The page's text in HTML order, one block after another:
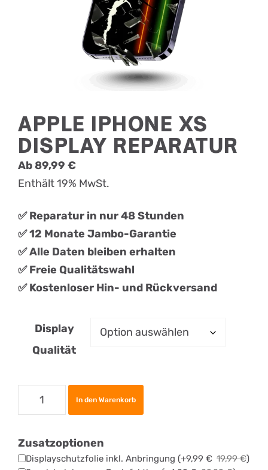
APPLE IPHONE XS
DISPLAY REPARATUR
Ab89,99 €
Enthält 19% MwSt.
✅ Reparatur in nur 48 Stunden
✅ 12 Monate Jambo-Garantie
✅ Alle Daten bleiben erhalten
✅ Freie Qualitätswahl
✅ Kostenloser Hin- und Rückversand
Display
Qualität
Apple
iPhone
Display
Reparatur
In den Warenkorb
Zusatzoptionen
Displayschutzfolie inkl. Anbringung (+9,99 € 19,99€)